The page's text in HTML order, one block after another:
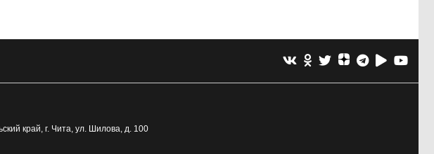
край, г. Чита, ул. Шилова, д. 100